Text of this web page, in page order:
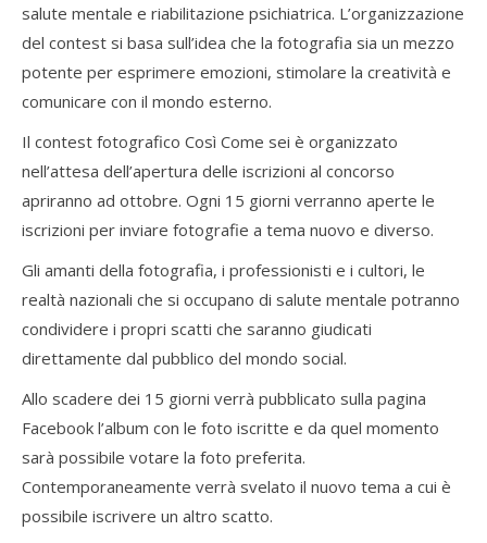
salute mentale e riabilitazione psichiatrica. L’organizzazione
del contest si basa sull’idea che la fotografia sia un mezzo
potente per esprimere emozioni, stimolare la creatività e
comunicare con il mondo esterno.
Il contest fotografico Così Come sei è organizzato
nell’attesa dell’apertura delle iscrizioni al concorso
apriranno ad ottobre. Ogni 15 giorni verranno aperte le
iscrizioni per inviare fotografie a tema nuovo e diverso.
Gli amanti della fotografia, i professionisti e i cultori, le
realtà nazionali che si occupano di salute mentale potranno
condividere i propri scatti che saranno giudicati
direttamente dal pubblico del mondo social.
Allo scadere dei 15 giorni verrà pubblicato sulla pagina
Facebook l’album con le foto iscritte e da quel momento
sarà possibile votare la foto preferita.
Contemporaneamente verrà svelato il nuovo tema a cui è
possibile iscrivere un altro scatto.